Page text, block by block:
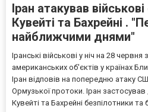
Іран атакував
Кувейті та Бахрейні .
найближчими днями"
Іранські військові у ніч на 28
американських об'єктів у країнах
Іран відповів на попередню атаку
Ормузької протоки. Іран
Кувейті та Бахрейні безпілотники та